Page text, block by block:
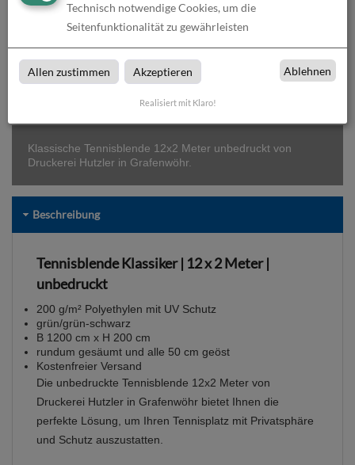
In denWarenkorb
Klassische Tennisblende 12x2 Meter unbedruckt von
Druckerei Hutzler in Grafenwöhr.
Beschreibung
Tennisblende Klassiker | 12 x 2 Meter |
unbedruckt
200 g/m² Polyethylen mit UV Schutz
grün/grün-schwarz
B 1200 cm x H 200 cm
rundum gesäumt und alle 50 cm geöst
Kostenfreier Versand
Die unbedruckte Tennisblende 12x2 Meter von
Druckerei Hutzler in Grafenwöhr bietet Ihnen die
perfekte Lösung, um Ihren Tennisplatz mit Privatsphäre
und Schutz auszustatten.
Technisch notwendige Cookies, um die
Seitenfunktionalität zu gewährleisten
Allen zustimmen Akzeptieren Ablehnen
Realisiert mit Klaro!